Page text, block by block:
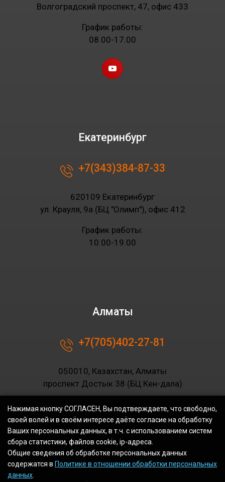
Волгоградский проспект, 47, офис 433
График работы:
08.00-17.00
Екатеринбург
+7(343)384-87-33
620109 Екатеринбург
ул. Крауля, 9а (БЦ "Олимп"), офис 412
График работы:
10.00-19.00
Алматы
+7(705)402-27-81
050010, Казахстан, Алматы
проспект Достык 38 (БЦ Кен-дала)
График работы:
10.00-19.00
Нажимая кнопку СОГЛАСЕН, Вы подтверждаете, что свободно,
своей волей и в своём интересе даёте согласие на обработку
Ваших персональных данных, в т.ч. с использованием систем
сбора статистики, файлов cookie, ip-адреса.
Общие сведения об обработке персональных данных
содержатся в Политике в отношении обработки персональных
данных